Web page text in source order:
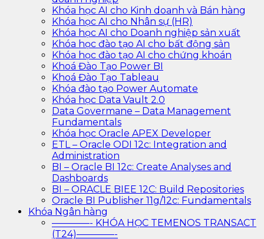
Khóa học AI cho Kinh doanh và Bán hàng
Khóa học AI cho Nhân sự (HR)
Khóa học AI cho Doanh nghiệp sản xuất
Khóa học đào tạo AI cho bất động sản
Khóa học đào tạo AI cho chứng khoán
Khoá Đào Tạo Power BI
Khoá Đào Tạo Tableau
Khóa đào tạo Power Automate
Khóa học Data Vault 2.0
Data Govermane – Data Management
Fundamentals
Khóa học Oracle APEX Developer
ETL – Oracle ODI 12c: Integration and
Administration
BI – Oracle BI 12c: Create Analyses and
Dashboards
BI – ORACLE BIEE 12C: Build Repositories
Oracle BI Publisher 11g/12c: Fundamentals
Khóa Ngân hàng
————- KHÓA HỌC TEMENOS TRANSACT
(T24)————-